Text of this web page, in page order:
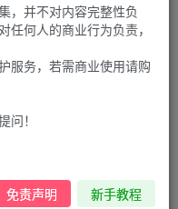
100
搭建，只能确保安卓正
，并不对内容完整性负
何人的商业行为负责，
服务，若需商业使用请购
问！
免责声明 新手教程